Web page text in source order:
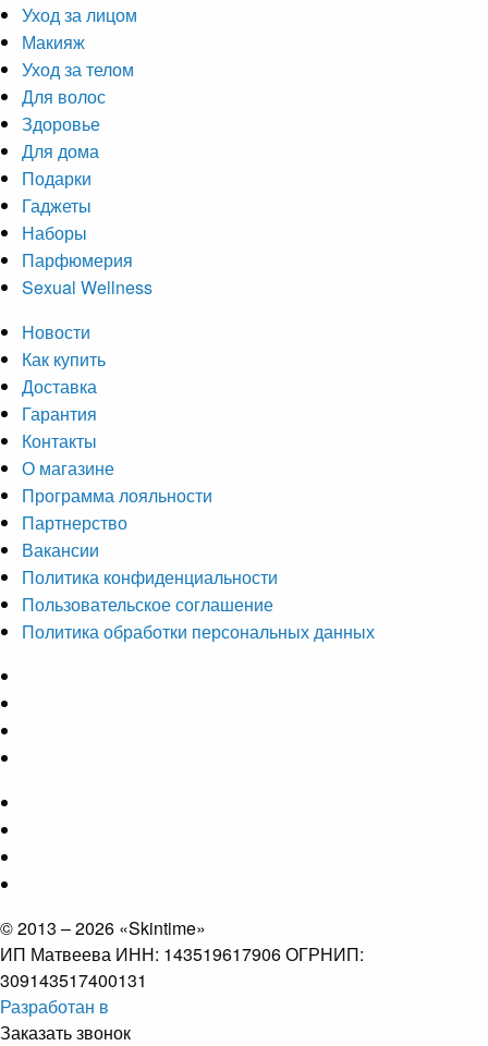
Уход за лицом
Макияж
Уход за телом
Для волос
Здоровье
Для дома
Подарки
Гаджеты
Наборы
Парфюмерия
Sexual Wellness
Новости
Как купить
Доставка
Гарантия
Контакты
О магазине
Программа лояльности
Партнерство
Вакансии
Политика конфиденциальности
Пользовательское соглашение
Политика обработки персональных данных
© 2013 – 2026 «Skintime»
ИП Матвеева ИНН: 143519617906 ОГРНИП:
309143517400131
Разработан в
Заказать звонок